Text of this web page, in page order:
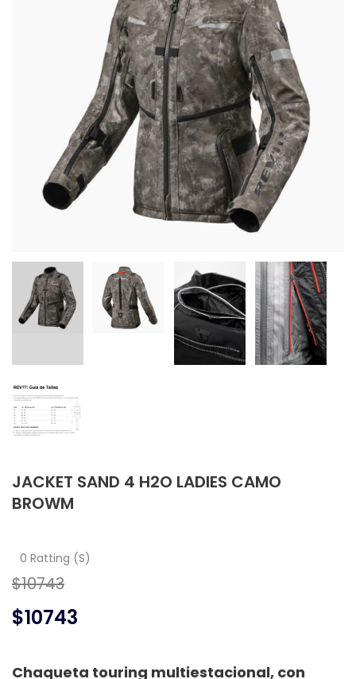
JACKET SAND 4 H2O LADIES CAMO
BROWM
0 Ratting (S)
$10743
$10743
Chaqueta touring multiestacional, con